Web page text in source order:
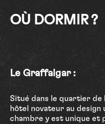
OÙ DORMIR ?
Le Graffalgar :
Situé dans le quartier de
hôtel novateur au design
chambre y est unique et